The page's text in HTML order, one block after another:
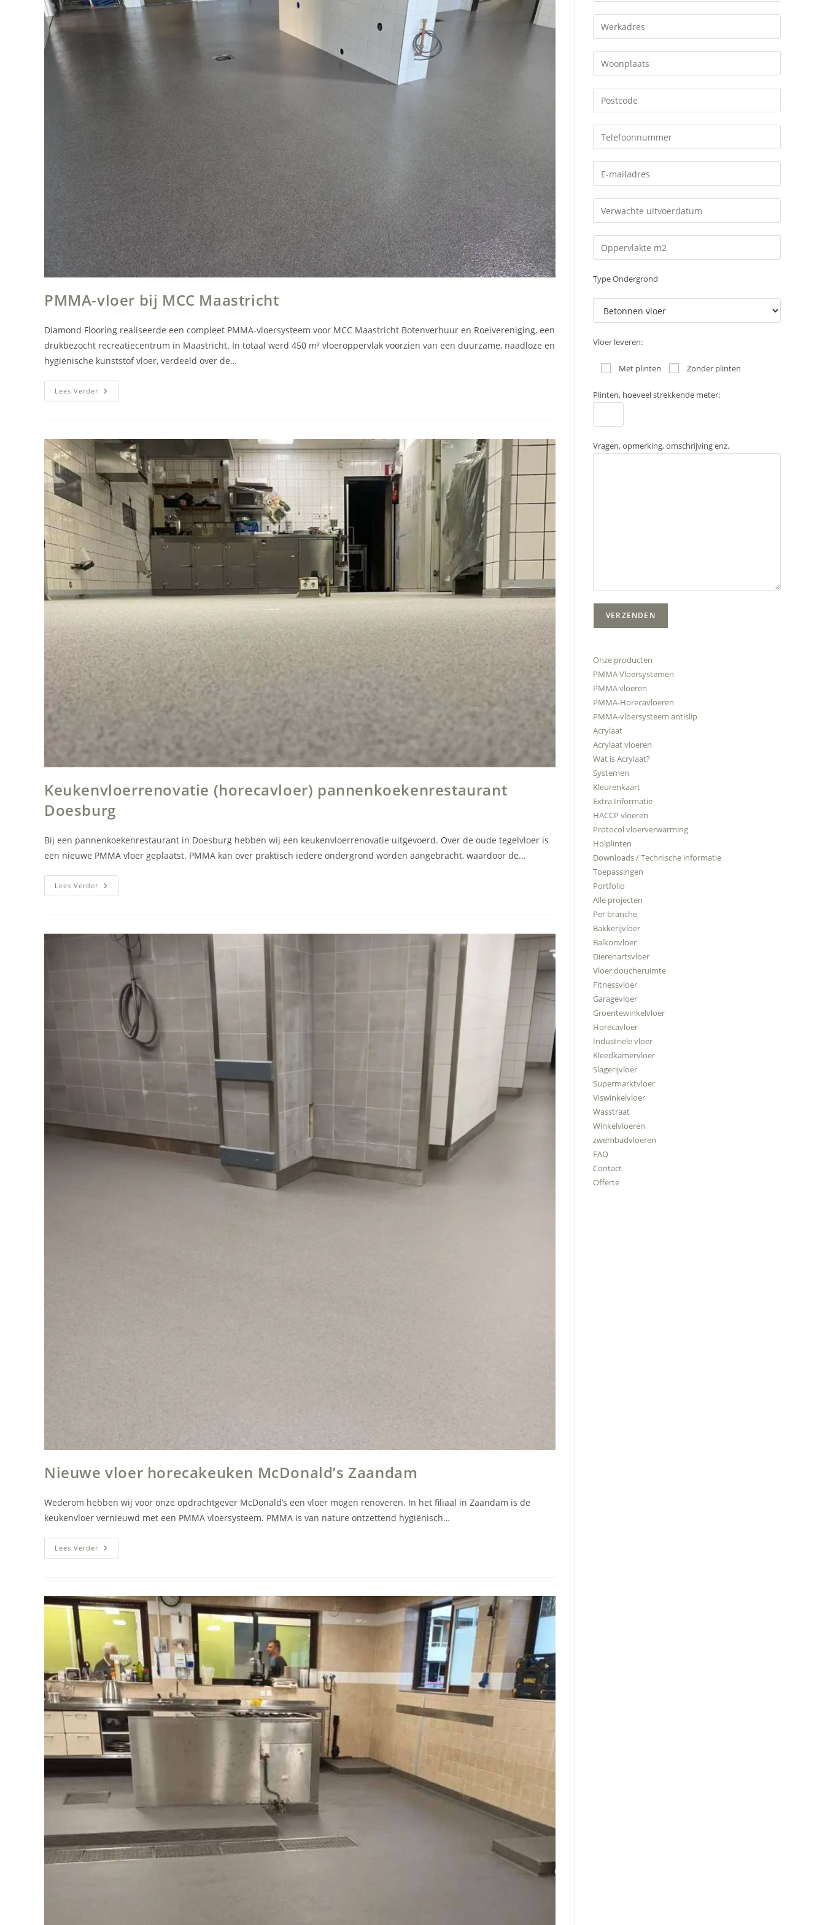
PMMA-vloer bij MCC Maastricht
Diamond Flooring realiseerde een compleet PMMA-vloersysteem voor MCC Maastricht Botenverhuur en Roeivereniging, een
drukbezocht recreatiecentrum in Maastricht. In totaal werd 450 m² vloeroppervlak voorzien van een duurzame, naadloze en
hygiënische kunststof vloer, verdeeld over de…
Lees VerderPMMA-
Vloer
Keukenvloerrenovatie (horecavloer) pannenkoekenrestaurant
Doesburg
Bij een pannenkoekenrestaurant in Doesburg hebben wij een keukenvloerrenovatie uitgevoerd. Over de oude tegelvloer is
een nieuwe PMMA vloer geplaatst. PMMA kan over praktisch iedere ondergrond worden aangebracht, waardoor de…
Lees VerderKeukenvloerrenovatie
(horecavloer)
Nieuwe vloer horecakeuken McDonald’s Zaandam
Wederom hebben wij voor onze opdrachtgever McDonald’s een vloer mogen renoveren. In het filiaal in Zaandam is de
keukenvloer vernieuwd met een PMMA vloersysteem. PMMA is van nature ontzettend hygiënisch…
Lees VerderNieuwe
Vloer
Type Ondergrond
Vloer leveren:
Met plinten Zonder plinten
Plinten, hoeveel strekkende meter:
Vragen, opmerking, omschrijving enz.
Onze producten
PMMA Vloersystemen
PMMA vloeren
PMMA-Horecavloeren
PMMA-vloersysteem antislip
Acrylaat
Acrylaat vloeren
Wat is Acrylaat?
Systemen
Kleurenkaart
Extra Informatie
HACCP vloeren
Protocol vloerverwarming
Holplinten
Downloads / Technische informatie
Toepassingen
Portfolio
Alle projecten
Per branche
Bakkerijvloer
Balkonvloer
Dierenartsvloer
Vloer doucheruimte
Fitnessvloer
Garagevloer
Groentewinkelvloer
Horecavloer
Industriële vloer
Kleedkamervloer
Slagerijvloer
Supermarktvloer
Viswinkelvloer
Wasstraat
Winkelvloeren
zwembadvloeren
FAQ
Contact
Offerte